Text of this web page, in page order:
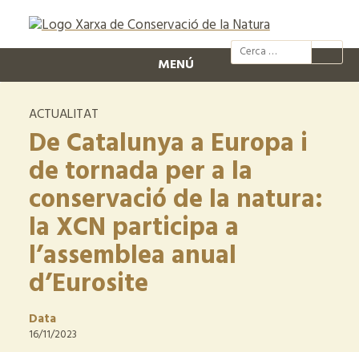
@xcn.cat
MENÚ
ACTUALITAT
De Catalunya a Europa i
de tornada per a la
conservació de la natura:
la XCN participa a
l’assemblea anual
d’Eurosite
Data
16/11/2023